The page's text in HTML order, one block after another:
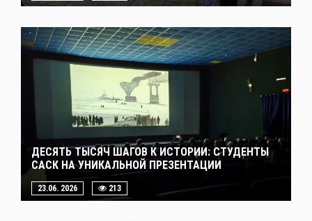
ДЕСЯТЬ ТЫСЯЧ ШАГОВ К ИСТОРИИ: СТУДЕНТЫ
САСК НА УНИКАЛЬНОЙ ПРЕЗЕНТАЦИИ
23.06. 2026 213